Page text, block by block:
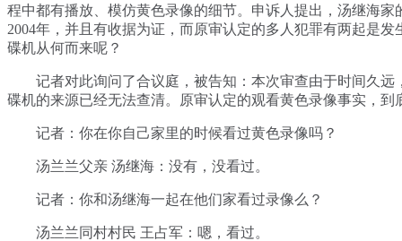
程中都有播放、模仿黄色录像的细节。申诉人提出，汤继海家
2004年，并且有收据为证，而原审认定的多人犯罪有两起是发
碟机从何而来呢？
记者对此询问了合议庭，被告知：本次审查由于时间久远
碟机的来源已经无法查清。原审认定的观看黄色录像事实，到
记者：你在你自己家里的时候看过黄色录像吗？
汤兰兰父亲 汤继海：没有，没看过。
记者：你和汤继海一起在他们家看过录像么？
汤兰兰同村村民 王占军：嗯，看过。